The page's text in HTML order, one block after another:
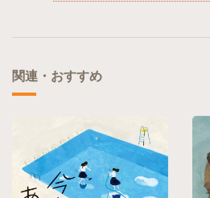
関連・おすすめ